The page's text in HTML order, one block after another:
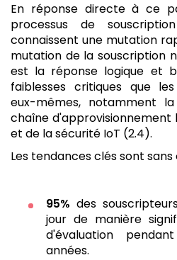
En réponse directe à ce
processus de
connaissent une mutation
mutation de la souscription
est la réponse logique et
faiblesses critiques que
eux-mêmes, notamment
chaîne d'approvisionnement
et de la sécurité IoT (2.4).
Les tendances clés sont sans
95% des
jour de manière
d'évaluation
années.